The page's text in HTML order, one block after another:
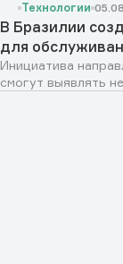
Технологии
В Бразилии
для
Инициатива
смогут выявлять